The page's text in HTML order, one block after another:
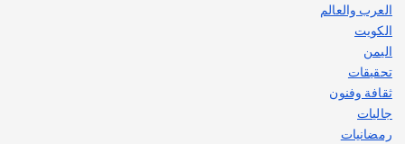
العرب والعالم
الكويت
اليمن
تحقيقات
ثقافة وفنون
جاليات
رمضانيات